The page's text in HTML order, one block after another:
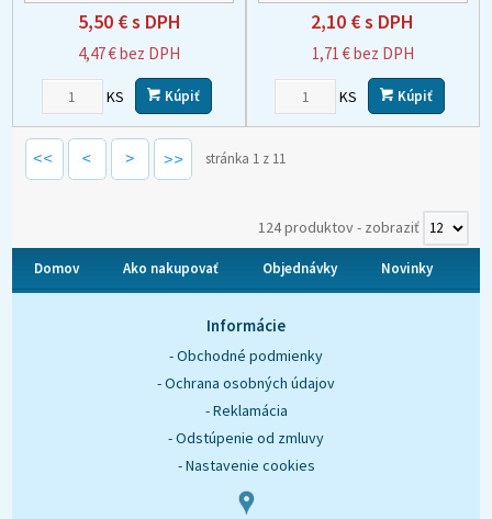
5,50 €s DPH
4,47 €bez DPH
KS Kúpiť
2,10 €s DPH
1,71 €bez DPH
KS Kúpiť
stránka 1 z 11
124 produktov- zobraziť
Domov Ako nakupovať Objednávky Novinky
Informácie
- Obchodné podmienky
- Ochrana osobných údajov
- Reklamácia
- Odstúpenie od zmluvy
- Nastavenie cookies